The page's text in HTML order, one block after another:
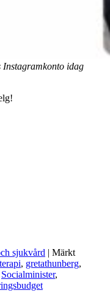
idag
sjukvård | Märkt
, gretathunberg,
Socialminister,